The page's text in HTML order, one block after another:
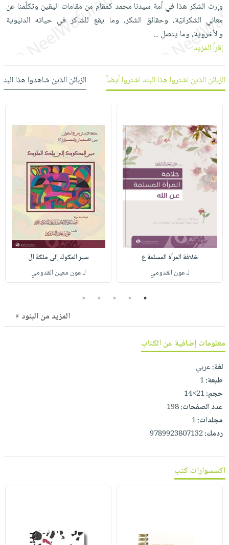
العناية
بالأسنان
الحمية
والتغذية
أدوات
المائدة
الأوعية
أدوات
المطبخ
الأكثر
مبيعاً
العودة
للمدارس
اكسسوارات
كتب
اكسسوارات
اكسسوارات
ملابس
مطرزات
حقائب
حلي
بالذات
صابون
أطفال
شحن
مجاني
بنود
مختارة
كل
الاشتراكات
القراءة
iKitab
بلا
حدود
بحث
نيل
وفرات
عن
الشركة
سياسة
الشركة
فيديوهات
أسئلة
طرحها
وفرات
انشر
كتابك
تواصل
معنا
حسابك
لائحة
الأمنيات
عربة
التسوق
نشرة
وإرث الشكر هذا في أمة سيدنا محمد كمقام من مقامات اليقين وتكلّمنا عن
معاني الشكرانيّة، وحقائق الشكر، وما يقع للشاكر في حياته الدنيوية
والأخروية، وما يتصل...
إقرأ المزيد
الزبائن الذين اشتروا هذا البند اشتروا أيضاً الزبائن الذين شاهدوا هذا
خلافة المرأة المسلمة ع
لـ عون القدومي
سير المكوك إلى ملكة ال
لـ عون معين القدومي
1
2
3
4
5
المزيد من البنود »
معلومات إضافية عن الكتاب
لغة:عربي
طبعة:1
حجم:21×14
عدد الصفحات:198
مجلدات:1
ردمك:9789923807132
اكسسوارات كتب